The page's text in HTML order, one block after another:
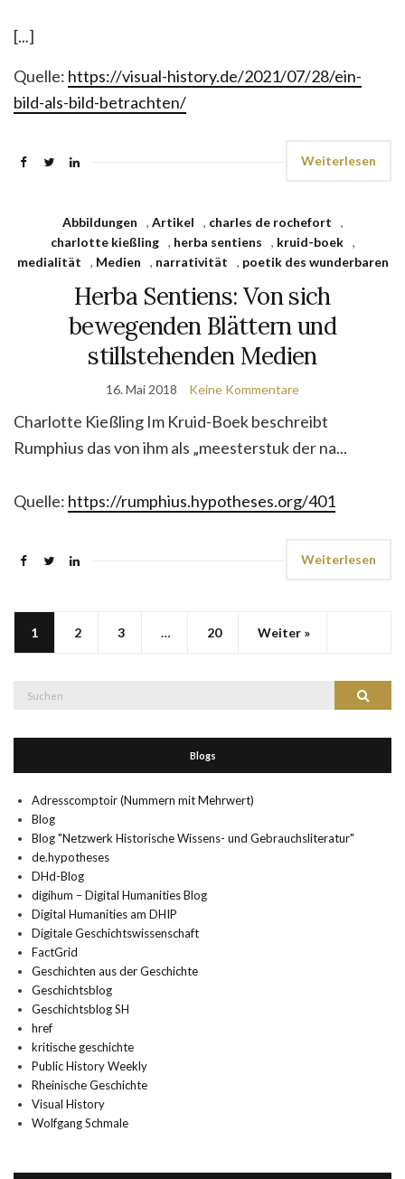
[...]
Quelle: https://visual-history.de/2021/07/28/ein-
bild-als-bild-betrachten/
Weiterlesen
Abbildungen , Artikel , charles de rochefort
,
charlotte kießling
, herba sentiens , kruid-boek
,
medialität
, Medien , narrativität , poetik des wunderbaren
Herba Sentiens: Von sich
bewegenden Blättern und
stillstehenden Medien
16. Mai 2018 Keine Kommentare
Charlotte Kießling Im Kruid-Boek beschreibt
Rumphius das von ihm als „meesterstuk der na...
Quelle: https://rumphius.hypotheses.org/401
Weiterlesen
1 2 3 … 20 Weiter »
Suche
Suchen
Blogs
Adresscomptoir (Nummern mit Mehrwert)
Blog
Blog "Netzwerk Historische Wissens- und Gebrauchsliteratur"
de.hypotheses
DHd-Blog
digihum – Digital Humanities Blog
Digital Humanities am DHIP
Digitale Geschichtswissenschaft
FactGrid
Geschichten aus der Geschichte
Geschichtsblog
Geschichtsblog SH
href
kritische geschichte
Public History Weekly
Rheinische Geschichte
Visual History
Wolfgang Schmale